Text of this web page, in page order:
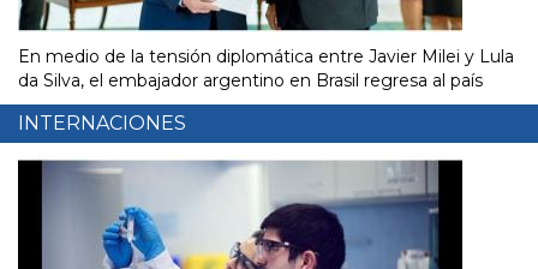
En medio de la tensión diplomática entre Javier Milei y Lula
da Silva, el embajador argentino en Brasil regresa al país
INTERNACIONES